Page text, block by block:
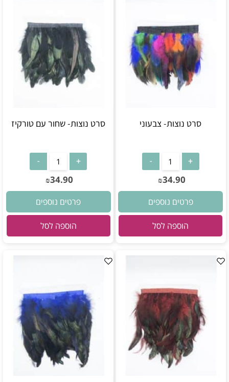
סרט נוצות- צבעוני
₪34.90
פרטים נוספים
הוספה לסל
סרט נוצות- שחור עם טורקיז
₪34.90
פרטים נוספים
הוספה לסל